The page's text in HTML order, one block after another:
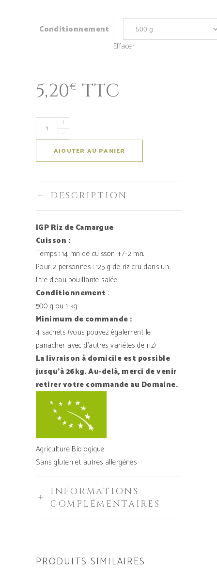
Conditionnement
Effacer
5,20€ TTC
quantité
de
long
AJOUTER AU PANIER
DESCRIPTION
IGP Riz de Camargue
Cuisson :
Temps : 14 mn de cuisson +/-2 mn.
Pour 2 personnes : 125 g de riz cru dans un
litre d’eau bouillante salée.
Conditionnement :
500 g ou 1 kg
Minimum de commande :
4 sachets (vous pouvez également le
panacher avec d’autres variétés de riz)
La livraison à domicile est possible
jusqu’à 26kg. Au-delà, merci de venir
retirer votre commande au Domaine.
Agriculture Biologique
Sans gluten et autres allergènes
INFORMATIONS
COMPLÉMENTAIRES
PRODUITS SIMILAIRES